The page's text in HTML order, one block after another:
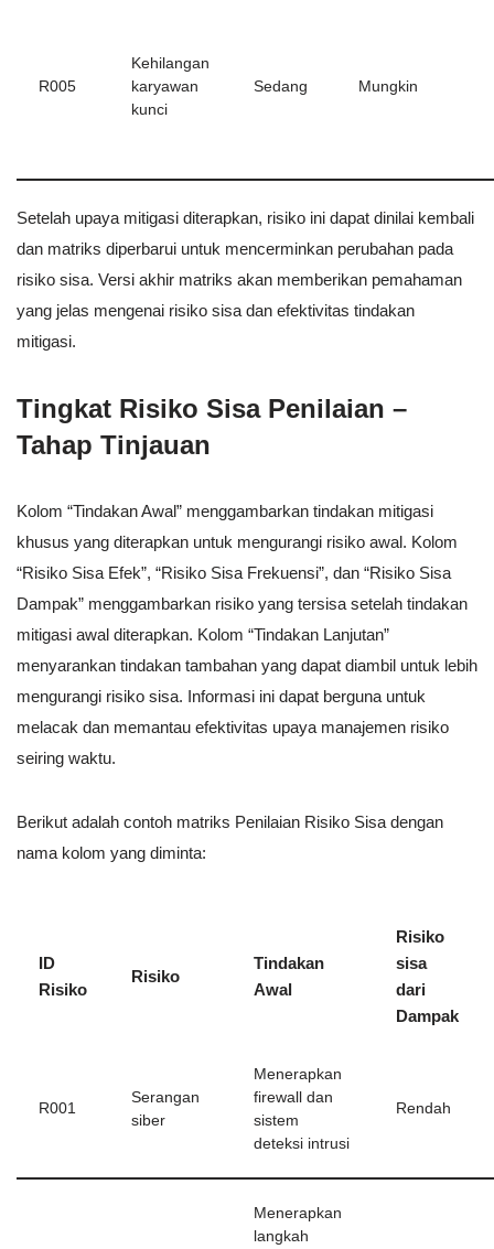
R005
Kehilangan
karyawan
kunci
Sedang Mungkin
Setelah upaya mitigasi diterapkan, risiko ini dapat dinilai kembali
dan matriks diperbarui untuk mencerminkan perubahan pada
risiko sisa. Versi akhir matriks akan memberikan pemahaman
yang jelas mengenai risiko sisa dan efektivitas tindakan
mitigasi.
Tingkat Risiko Sisa Penilaian –
Tahap Tinjauan
Kolom “Tindakan Awal” menggambarkan tindakan mitigasi
khusus yang diterapkan untuk mengurangi risiko awal. Kolom
“Risiko Sisa Efek”, “Risiko Sisa Frekuensi”, dan “Risiko Sisa
Dampak” menggambarkan risiko yang tersisa setelah tindakan
mitigasi awal diterapkan. Kolom “Tindakan Lanjutan”
menyarankan tindakan tambahan yang dapat diambil untuk lebih
mengurangi risiko sisa. Informasi ini dapat berguna untuk
melacak dan memantau efektivitas upaya manajemen risiko
seiring waktu.
Berikut adalah contoh matriks Penilaian Risiko Sisa dengan
nama kolom yang diminta:
ID
Risiko
Risiko
Tindakan
Awal
Risiko
sisa
dari
Dampak
R001
Serangan
siber
Menerapkan
firewall dan
sistem
deteksi intrusi
Rendah
Menerapkan
langkah